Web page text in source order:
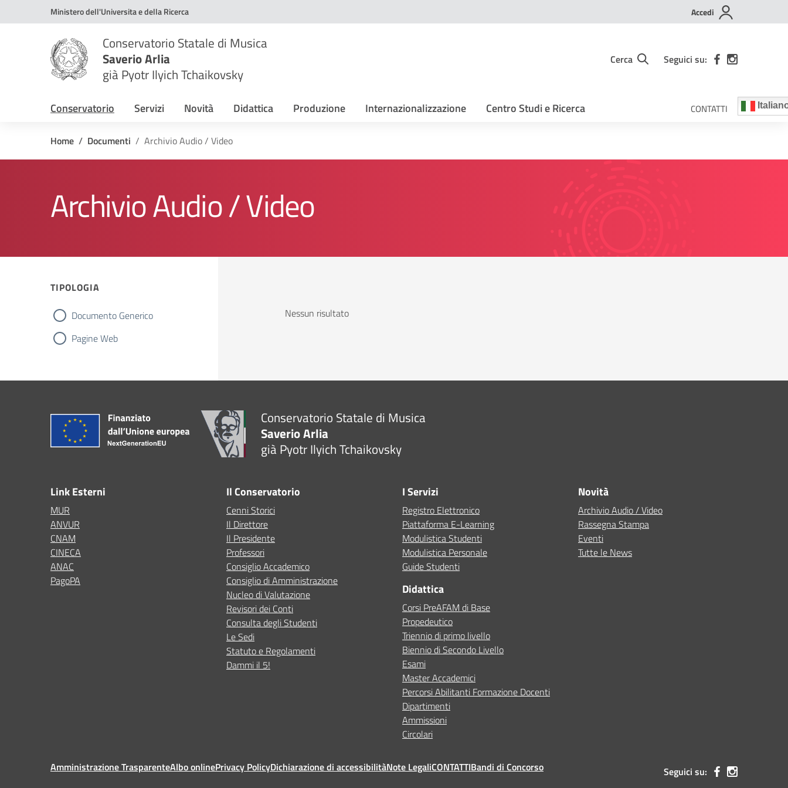
Vai ai contenuti
Vai al menu di navigazioneMinistero dell'Universita e della Ricerca Accedi
Conservatorio Statale di Musica
Saverio Arlia
già Pyotr Ilyich Tchaikovsky
Cerca Seguici su:
Conservatorio Servizi Novità Didattica Produzione Internazionalizzazione Centro Studi e Ricerca CONTATTI
Home Documenti Archivio Audio / Video
Archivio Audio / Video
TIPOLOGIA
Documento Generico
Pagine Web
Nessun risultato
Conservatorio Statale di Musica
Saverio Arlia
già Pyotr Ilyich Tchaikovsky
Link Esterni
MUR
ANVUR
CNAM
CINECA
ANAC
PagoPA
Il Conservatorio
Cenni Storici
Il Direttore
Il Presidente
Professori
Consiglio Accademico
Consiglio di Amministrazione
Nucleo di Valutazione
Revisori dei Conti
Consulta degli Studenti
Le Sedi
Statuto e Regolamenti
Dammi il 5!
I Servizi
Registro Elettronico
Piattaforma E-Learning
Modulistica Studenti
Modulistica Personale
Guide Studenti
Didattica
Corsi PreAFAM di Base
Propedeutico
Triennio di primo livello
Biennio di Secondo Livello
Esami
Master Accademici
Percorsi Abilitanti Formazione Docenti
Dipartimenti
Ammissioni
Circolari
Novità
Archivio Audio / Video
Rassegna Stampa
Eventi
Tutte le News
Amministrazione TrasparenteAlbo onlinePrivacy PolicyDichiarazione di accessibilitàNote LegaliCONTATTIBandi di Concorso Seguici su: